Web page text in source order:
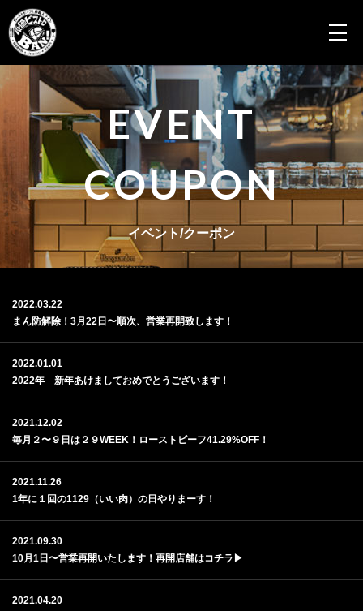
EVENT
COUPON
イベント/クーポン
2022.03.22
まん防解除！3月22日〜順次、営業再開致します！
2022.01.01
2022年 新年あけましておめでとうございます！
2021.12.02
毎月２〜９日は２９WEEK！ローストビーフ41.29%OFF！
2021.11.26
1年に１回の1129（いい肉）の日やりまーす！
2021.09.30
10月1日〜営業再開いたします！再開店舗はコチラ▶︎
2021.04.20